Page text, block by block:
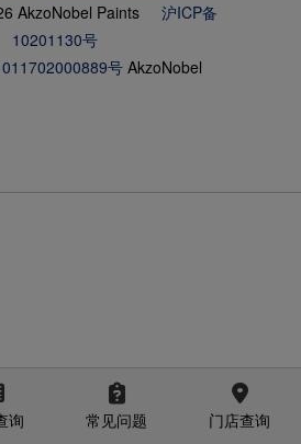
AkzoNobel Paints沪ICP备
10201130号
号 AkzoNobel
询 常见问题 门店查询